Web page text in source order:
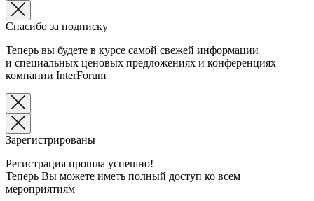
Спасибо за подписку
Теперь вы будете в курсе самой свежей информации
и специальных ценовых предложениях и конференциях
компании InterForum
Зарегистрированы
Регистрация прошла успешно!
Теперь Вы можете иметь полный доступ ко всем
мероприятиям